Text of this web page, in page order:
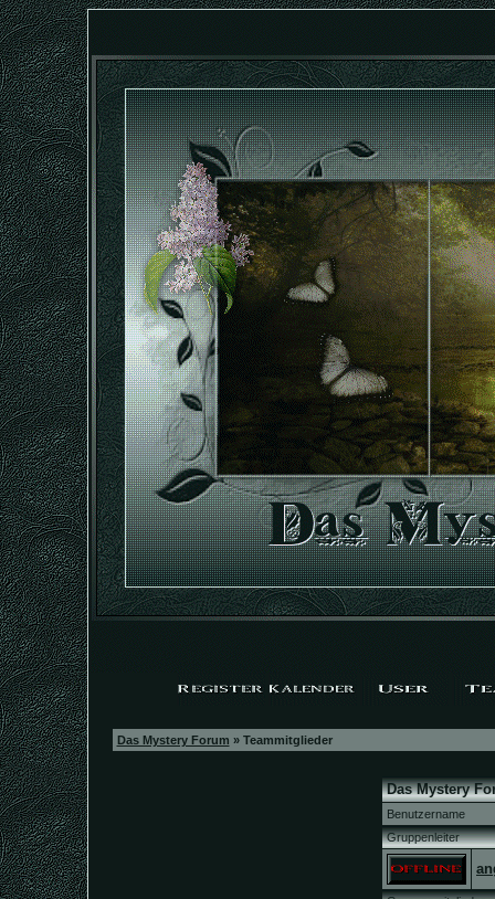
Das Mystery Forum » Teammitglieder
Das Mystery
Benutzername
Gruppenleiter